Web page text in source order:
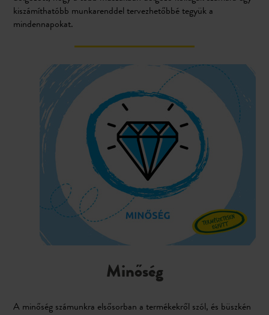
kiszámíthatóbb munkarenddel tervezhetőbbé tegyük a
mindennapokat.
Minőség
A minőség számunkra elsősorban a termékekről szól, és büszkén